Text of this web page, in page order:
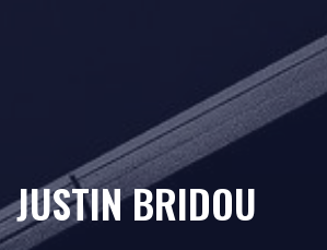
JUSTIN BRIDOU